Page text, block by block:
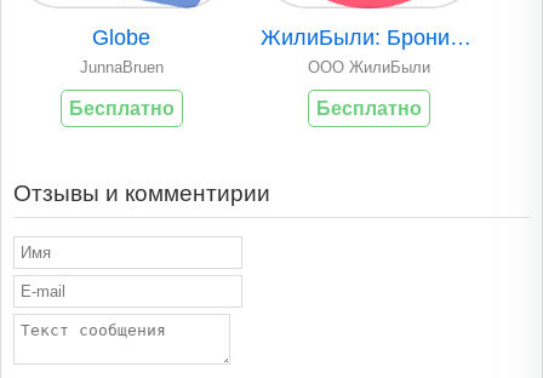
Globe
JunnaBruen
Бесплатно
ЖилиБыли: Брониров..
ООО ЖилиБыли
Бесплатно
Отзывы и комментирии